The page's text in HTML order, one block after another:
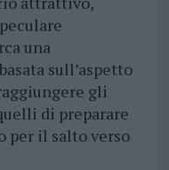
una
sull’aspetto
gli
di preparare
per il salto verso